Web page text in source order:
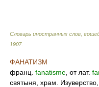
Словарь иностранных слов,
1907.
ФАНАТИЗМ
франц. fanatisme , от лат.
святыня, храм.